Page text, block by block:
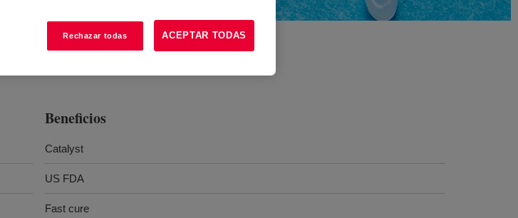
Beneficios
Catalyst
US FDA
Fast cure
Rechazar todas ACEPTAR TODAS